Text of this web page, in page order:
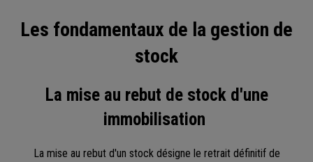
Les fondamentaux de la gestion de
stock
La mise au rebut de stock d'une
immobilisation
La mise au rebut d'un stock désigne le retrait définitif de